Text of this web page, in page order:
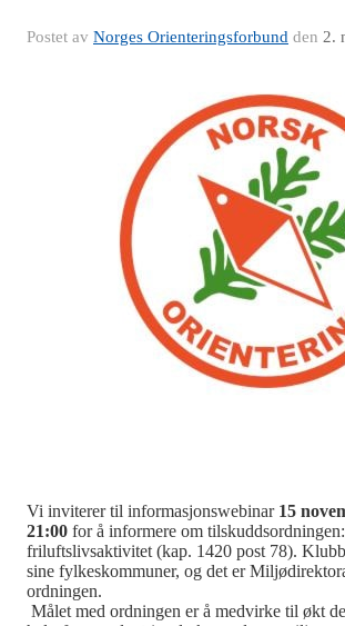
Postet av Norges Orienteringsforbund den 2.
Vi inviterer til informasjonswebinar 15
21:00 for å informere om
friluftslivsaktivitet (kap. 1420 post 78).
sine fylkeskommuner, og det er
ordningen.
Målet med ordningen er å medvirke til økt